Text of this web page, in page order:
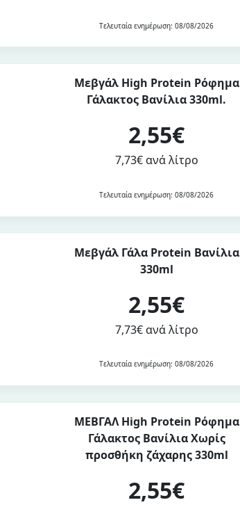
Τελευταία ενημέρωση: 08/08/2026
Μεβγάλ High Protein Ρόφημα
Γάλακτος Βανίλια 330ml.
2,55€
7,73€ ανά λίτρο
Τελευταία ενημέρωση: 08/08/2026
Μεβγάλ Γάλα Protein Βανίλια
330ml
2,55€
7,73€ ανά λίτρο
Τελευταία ενημέρωση: 08/08/2026
ΜΕΒΓΑΛ High Protein Ρόφημα
Γάλακτος Βανίλια Χωρίς
προσθήκη ζάχαρης 330ml
2,55€